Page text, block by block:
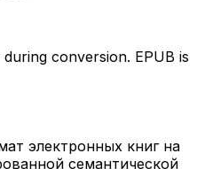
conversion. EPUB is
электронных книг на
семантической